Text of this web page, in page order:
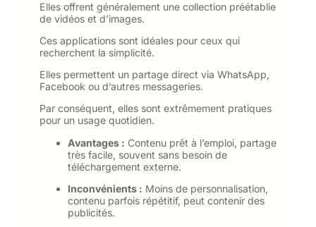
Elles offrent généralement une collection préétablie
de vidéos et d’images.
Ces applications sont idéales pour ceux qui
recherchent la simplicité.
Elles permettent un partage direct via WhatsApp,
Facebook ou d’autres messageries.
Par conséquent, elles sont extrêmement pratiques
pour un usage quotidien.
Avantages : Contenu prêt à l’emploi, partage
très facile, souvent sans besoin de
téléchargement externe.
Inconvénients : Moins de personnalisation,
contenu parfois répétitif, peut contenir des
publicités.